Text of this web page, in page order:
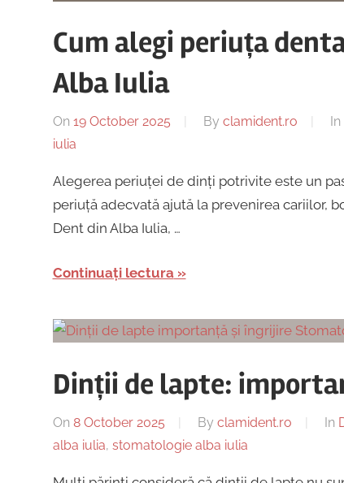
Cum alegi periuța
Alba Iulia
On 19 October 2025 By clamident.ro In
iulia
Alegerea periuței de dinți potrivite este un
periuță adecvată ajută la prevenirea cariilor,
Dent din Alba Iulia, …
Continuați lectura
Dinții de lapte:
On 8 October 2025 By clamident.ro In
alba iulia, stomatologie alba iulia